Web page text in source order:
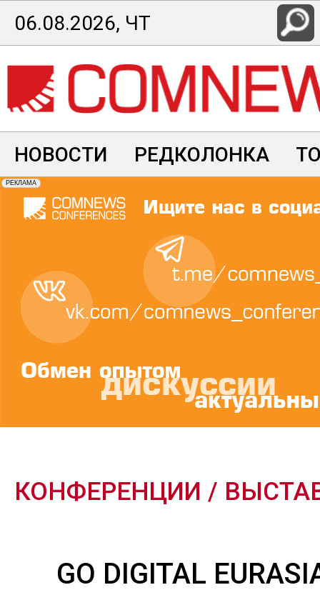
Перейти
к
основному
содержанию
06.08.2026, ЧТ
НОВОСТИ РЕДКОЛОНКА
КОНФЕРЕНЦИИ /
GO DIGITAL